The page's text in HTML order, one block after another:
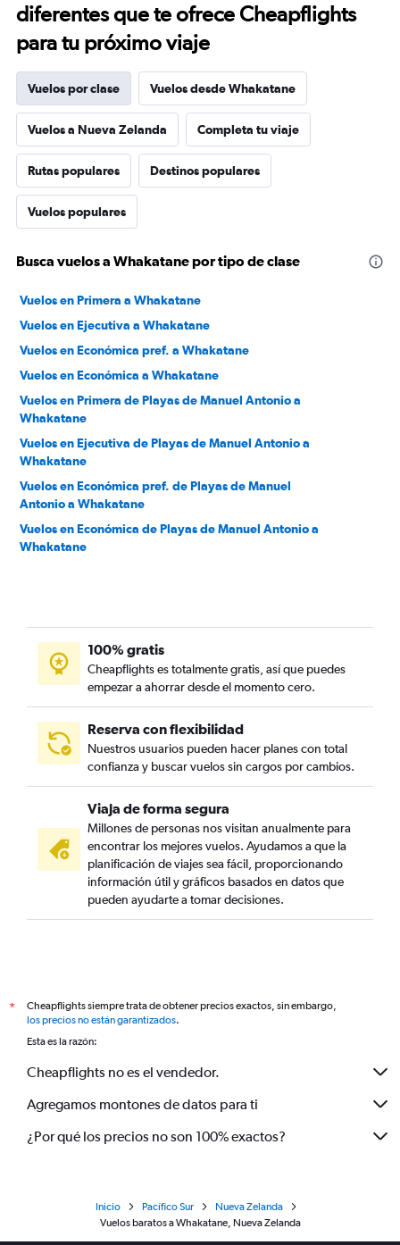
diferentes que te ofrece Cheapflights
para tu próximo viaje
Vuelos por clase Vuelos desde Whakatane
Vuelos a Nueva Zelanda Completa tu viaje
Rutas populares Destinos populares
Vuelos populares
Busca vuelos a Whakatane por tipo de clase
Vuelos en Primera a Whakatane
Vuelos en Ejecutiva a Whakatane
Vuelos en Económica pref. a Whakatane
Vuelos en Económica a Whakatane
Vuelos en Primera de Playas de Manuel Antonio a
Whakatane
Vuelos en Ejecutiva de Playas de Manuel Antonio a
Whakatane
Vuelos en Económica pref. de Playas de Manuel
Antonio a Whakatane
Vuelos en Económica de Playas de Manuel Antonio a
Whakatane
100% gratis
Cheapflights es totalmente gratis, así que puedes
empezar a ahorrar desde el momento cero.
Reserva con flexibilidad
Nuestros usuarios pueden hacer planes con total
confianza y buscar vuelos sin cargos por cambios.
Viaja de forma segura
Millones de personas nos visitan anualmente para
encontrar los mejores vuelos. Ayudamos a que la
planificación de viajes sea fácil, proporcionando
información útil y gráficos basados en datos que
pueden ayudarte a tomar decisiones.
*
Cheapflights siempre trata de obtener precios exactos, sin embargo,
los precios no están garantizados.
Esta es la razón:
Cheapflights no es el vendedor.
Agregamos montones de datos para ti
¿Por qué los precios no son 100% exactos?
Inicio Pacífico Sur
Nueva Zelanda
Vuelos baratos a Whakatane, Nueva Zelanda